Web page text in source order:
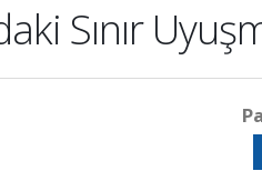
Sınır